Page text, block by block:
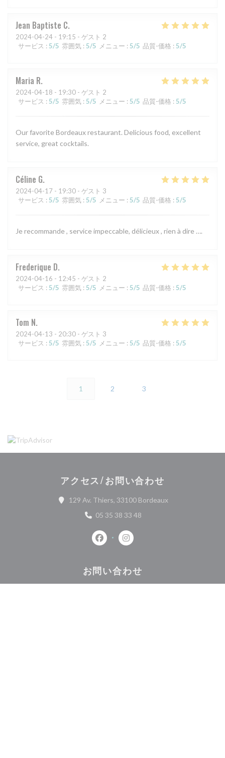
Jean Baptiste C
2024-04-24 - 19:15 - ゲスト 2
サービス : 5/5 雰囲気 : 5/5 メニュー : 5/5 品質-価格 : 5/5
Maria R
2024-04-18 - 19:30 - ゲスト 2
サービス : 5/5 雰囲気 : 5/5 メニュー : 5/5 品質-価格 : 5/5
Our favorite Bordeaux restaurant. Delicious food, excellent
service, great cocktails.
Céline G
2024-04-17 - 19:30 - ゲスト 3
サービス : 5/5 雰囲気 : 5/5 メニュー : 5/5 品質-価格 : 5/5
Je recommande , service impeccable, délicieux , rien à dire ….
Frederique D
2024-04-16 - 12:45 - ゲスト 2
サービス : 5/5 雰囲気 : 5/5 メニュー : 5/5 品質-価格 : 5/5
Tom N
2024-04-13 - 20:30 - ゲスト 3
サービス : 5/5 雰囲気 : 5/5 メニュー : 5/5 品質-価格 : 5/5
1 2 3
アクセス/お問い合わせ
129 Av. Thiers, 33100 Bordeaux((新しいウィンド
05 35 38 33 48
Facebook ((新しいウィンドウで開
Instagram ((新しいウィン
お問い合わせ